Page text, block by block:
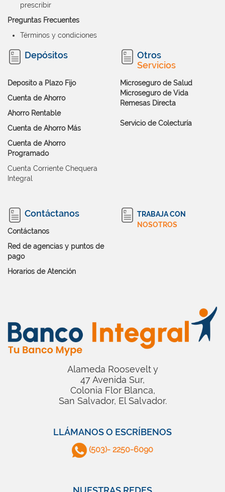
prescribir
Preguntas Frecuentes
Términos y condiciones
Depósitos
Deposito a Plazo Fijo
Cuenta de Ahorro
Ahorro Rentable
Cuenta de Ahorro Más
Cuenta de Ahorro
Programado
Cuenta Corriente Chequera
Integral
Otros
Servicios
Microseguro de Salud
Microseguro de Vida
Remesas Directa
Servicio de Colecturía
Contáctanos
Contáctanos
Red de agencias y puntos de
pago
Horarios de Atención
TRABAJA CON
NOSOTROS
Alameda Roosevelt y
47 Avenida Sur,
Colonia Flor Blanca,
San Salvador, El Salvador.
LLÁMANOS O ESCRÍBENOS
(503)- 2250-6090